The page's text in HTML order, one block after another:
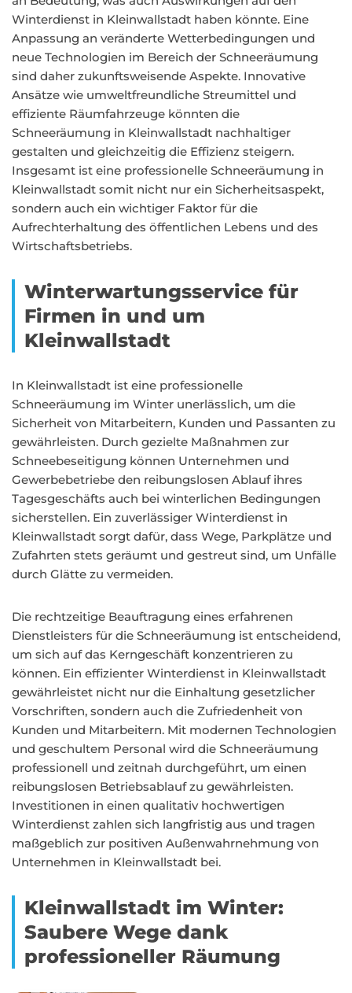
Winterdienst in Kleinwallstadt haben könnte. Eine
Anpassung an veränderte Wetterbedingungen und
neue Technologien im Bereich der Schneeräumung
sind daher zukunftsweisende Aspekte. Innovative
Ansätze wie umweltfreundliche Streumittel und
effiziente Räumfahrzeuge könnten die
Schneeräumung in Kleinwallstadt nachhaltiger
gestalten und gleichzeitig die Effizienz steigern.
Insgesamt ist eine professionelle Schneeräumung in
Kleinwallstadt somit nicht nur ein Sicherheitsaspekt,
sondern auch ein wichtiger Faktor für die
Aufrechterhaltung des öffentlichen Lebens und des
Wirtschaftsbetriebs.
Winterwartungsservice für
Firmen in und um
Kleinwallstadt
In Kleinwallstadt ist eine professionelle
Schneeräumung im Winter unerlässlich, um die
Sicherheit von Mitarbeitern, Kunden und Passanten zu
gewährleisten. Durch gezielte Maßnahmen zur
Schneebeseitigung können Unternehmen und
Gewerbebetriebe den reibungslosen Ablauf ihres
Tagesgeschäfts auch bei winterlichen Bedingungen
sicherstellen. Ein zuverlässiger Winterdienst in
Kleinwallstadt sorgt dafür, dass Wege, Parkplätze und
Zufahrten stets geräumt und gestreut sind, um Unfälle
durch Glätte zu vermeiden.
Die rechtzeitige Beauftragung eines erfahrenen
Dienstleisters für die Schneeräumung ist entscheidend,
um sich auf das Kerngeschäft konzentrieren zu
können. Ein effizienter Winterdienst in Kleinwallstadt
gewährleistet nicht nur die Einhaltung gesetzlicher
Vorschriften, sondern auch die Zufriedenheit von
Kunden und Mitarbeitern. Mit modernen Technologien
und geschultem Personal wird die Schneeräumung
professionell und zeitnah durchgeführt, um einen
reibungslosen Betriebsablauf zu gewährleisten.
Investitionen in einen qualitativ hochwertigen
Winterdienst zahlen sich langfristig aus und tragen
maßgeblich zur positiven Außenwahrnehmung von
Unternehmen in Kleinwallstadt bei.
Kleinwallstadt im Winter:
Saubere Wege dank
professioneller Räumung